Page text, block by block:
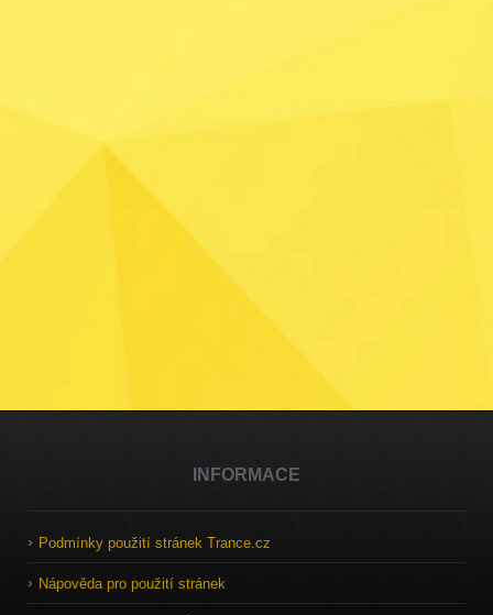
INFORMACE
Podmínky použití stránek Trance.cz
Nápověda pro použití stránek